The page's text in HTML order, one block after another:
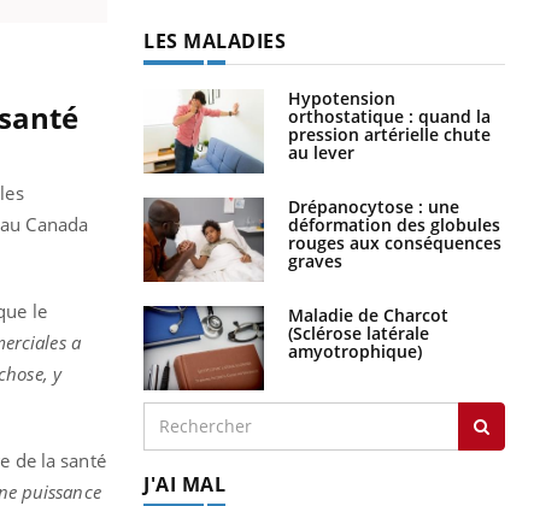
Canada
le
a
y
de la santé
puissance
LES MALADIES
Hypotension
orthostatique : quand la
pression artérielle chute
au lever
Drépanocytose : une
déformation des globules
rouges aux conséquences
graves
Maladie de Charcot
(Sclérose latérale
amyotrophique)
J'AI MAL